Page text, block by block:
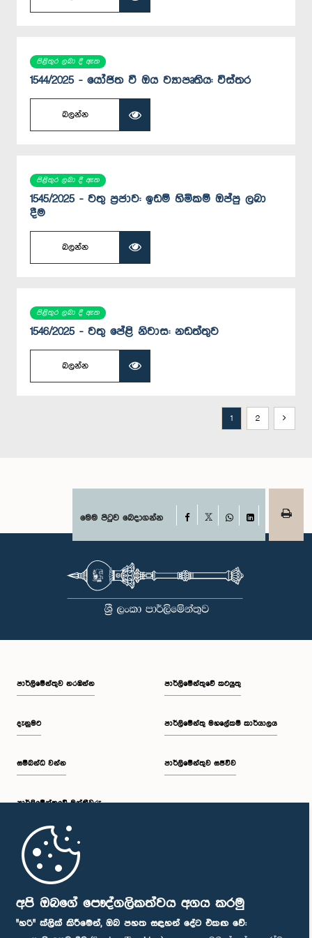
අපි ඔබගේ පෞද්ගලිකත්වය අගය කරමු
"හරි" ක්ලික් කිරීමෙන්, ඔබ පහත සඳහන් දේට එකඟ වේ:
පිළිතුර ලබා දී ඇත
1544/2025 - යෝජිත වී ඔය ව්‍යාපෘතිය: විස්තර
බලන්න
පිළිතුර ලබා දී ඇත
1545/2025 - වතු ප්‍රජාව: ඉඩම් හිමිකම් ඔප්පු ලබා
දීම
බලන්න
පිළිතුර ලබා දී ඇත
1546/2025 - වතු පේළි නිවාස: නඩත්තුව
බලන්න
1 2
මෙම පිටුව බෙදාගන්න Facebook
WhatsAppLinkedIn
පාර්ලි‌මේන්තුව නරඹන්න
දැනුමට
සම්බන්ධ වන්න
පාර්ලි‌මේන්තුවේ මන්ත්‍රීවරු
මුල් පිටුව
පාර්ලිමේන්තුවේ කටයුතු
පාර්ලිමේන්තු මහලේකම් කාර්යාලය
පාර්ලිමේන්තුව සජීවීව
පාර්ලිමේන්තු ජංගම යෙදුම